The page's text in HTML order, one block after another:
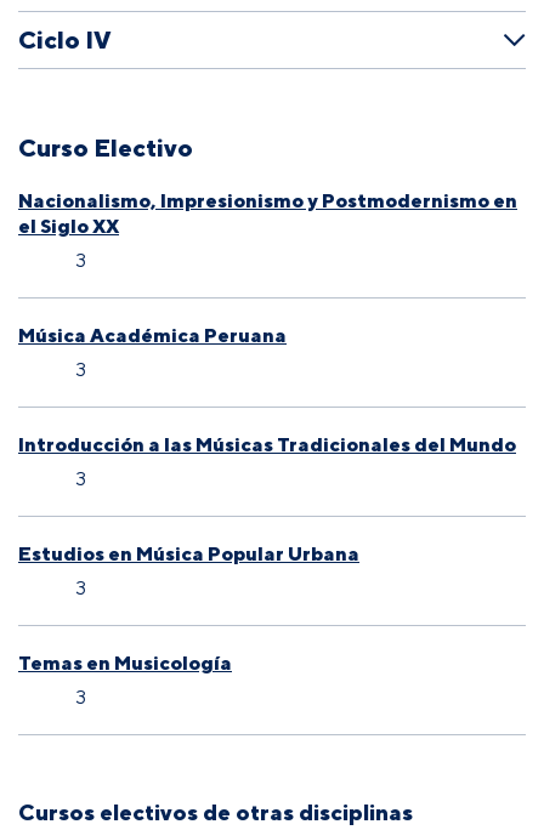
Ciclo IV
Curso Electivo
Nacionalismo, Impresionismo y Postmodernismo en
el Siglo XX­
3
Música Académica Peruana
3
Introducción a las Músicas Tradicionales del Mundo
3
Estudios en Música Popular Urbana
3
Temas en Musicología
3
Cursos electivos de otras disciplinas